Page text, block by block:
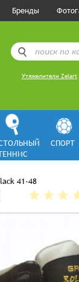
Бренды
Утяжелители Zelart
СПОРТ
41-48